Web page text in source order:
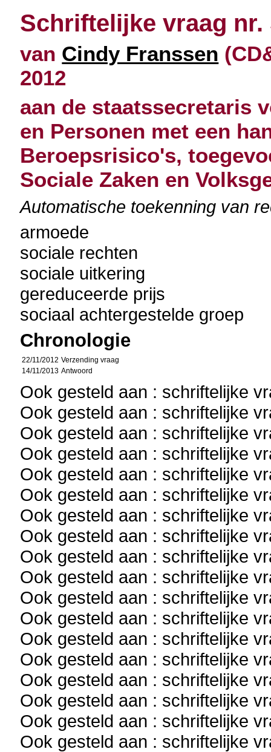
Schriftelijke vraag nr.
van Cindy Franssen
2012
aan de staatssecretaris
en Personen met een
Beroepsrisico's,
Sociale Zaken en
Automatische toekenning van
armoede
sociale rechten
sociale uitkering
gereduceerde prijs
sociaal achtergestelde groep
Chronologie
22/11/2012 Verzending vraag
14/11/2013 Antwoord
Ook gesteld aan : schriftelijke
Ook gesteld aan : schriftelijke
Ook gesteld aan : schriftelijke
Ook gesteld aan : schriftelijke
Ook gesteld aan : schriftelijke
Ook gesteld aan : schriftelijke
Ook gesteld aan : schriftelijke
Ook gesteld aan : schriftelijke
Ook gesteld aan : schriftelijke
Ook gesteld aan : schriftelijke
Ook gesteld aan : schriftelijke
Ook gesteld aan : schriftelijke
Ook gesteld aan : schriftelijke
Ook gesteld aan : schriftelijke
Ook gesteld aan : schriftelijke
Ook gesteld aan : schriftelijke
Ook gesteld aan : schriftelijke
Ook gesteld aan : schriftelijke